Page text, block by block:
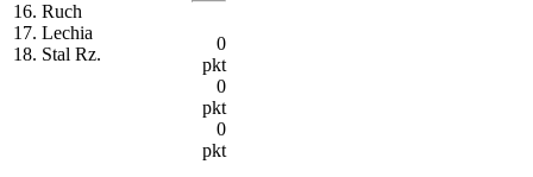
16. Ruch
17. Lechia
18. Stal Rz.
0
pkt
0
pkt
0
pkt